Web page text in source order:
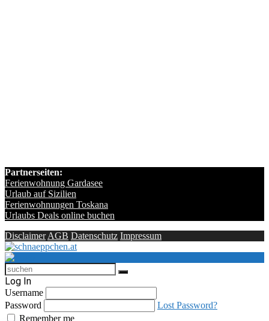
Partnerseiten:
Ferienwohnung Gardasee
Urlaub auf Sizilien
Ferienwohnungen Toskana
Urlaubs Deals online buchen
Disclaimer AGB Datenschutz Impressum
Log In
Username
Password
Lost Password?
Remember me